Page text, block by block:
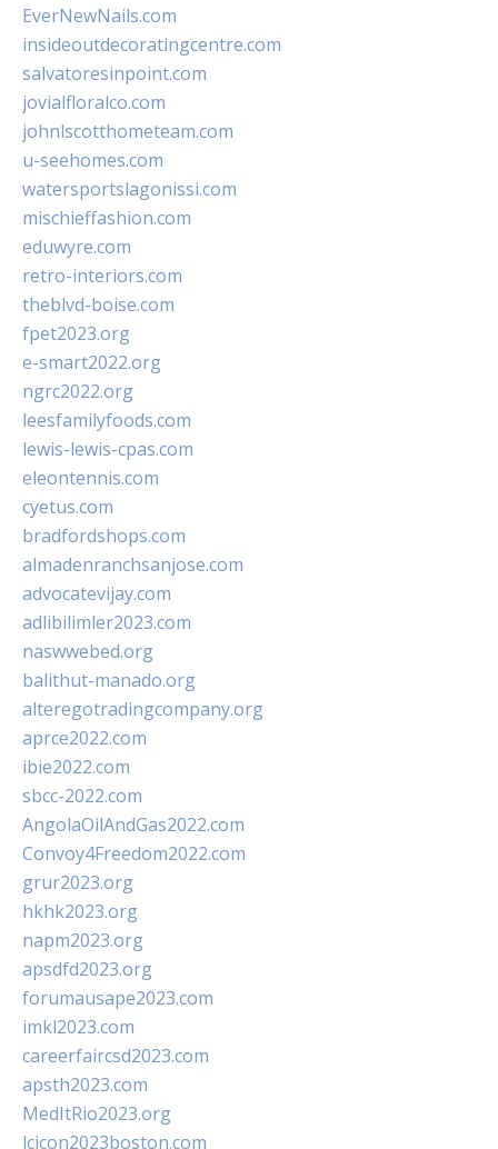
EverNewNails.com
insideoutdecoratingcentre.com
salvatoresinpoint.com
jovialfloralco.com
johnlscotthometeam.com
u-seehomes.com
watersportslagonissi.com
mischieffashion.com
eduwyre.com
retro-interiors.com
theblvd-boise.com
fpet2023.org
e-smart2022.org
ngrc2022.org
leesfamilyfoods.com
lewis-lewis-cpas.com
eleontennis.com
cyetus.com
bradfordshops.com
almadenranchsanjose.com
advocatevijay.com
adlibilimler2023.com
naswwebed.org
balithut-manado.org
alteregotradingcompany.org
aprce2022.com
ibie2022.com
sbcc-2022.com
AngolaOilAndGas2022.com
Convoy4Freedom2022.com
grur2023.org
hkhk2023.org
napm2023.org
apsdfd2023.org
forumausape2023.com
imkl2023.com
careerfaircsd2023.com
apsth2023.com
MedItRio2023.org
lcicon2023boston.com